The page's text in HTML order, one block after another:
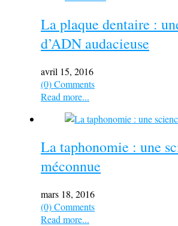
La plaque dentaire :
d’ADN audacieuse
avril 15, 2016
(0) Comments
Read more...
La taphonomie : une
méconnue
mars 18, 2016
(0) Comments
Read more...